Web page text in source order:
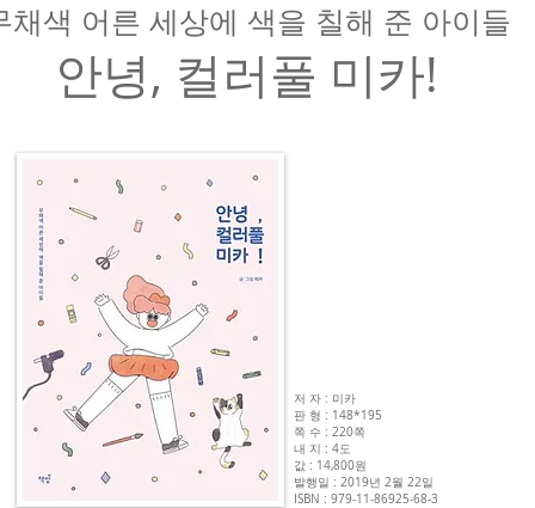
채색 어른 세상에 색을 칠해 준 아이들
안녕, 컬러풀 미카!
저 자 : 미카
판 형 : 148*195
쪽 수 : 220쪽
내 지 : 4도
값 : 14,800원
발행일 : 2019년 2월 22일
ISBN : 979-11-86925-68-3